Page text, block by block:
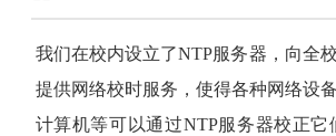
我们在校内设立了NTP服务器，向全
提供网络校时服务，使得各种网络设
计算机等可以通过NTP服务器校正它